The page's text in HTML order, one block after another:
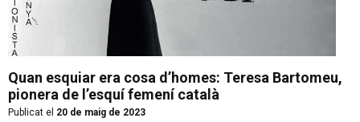
Quan esquiar era cosa d’homes: Teresa Bartomeu,
pionera de l’esquí femení català
Publicat el 20 de maig de 2023